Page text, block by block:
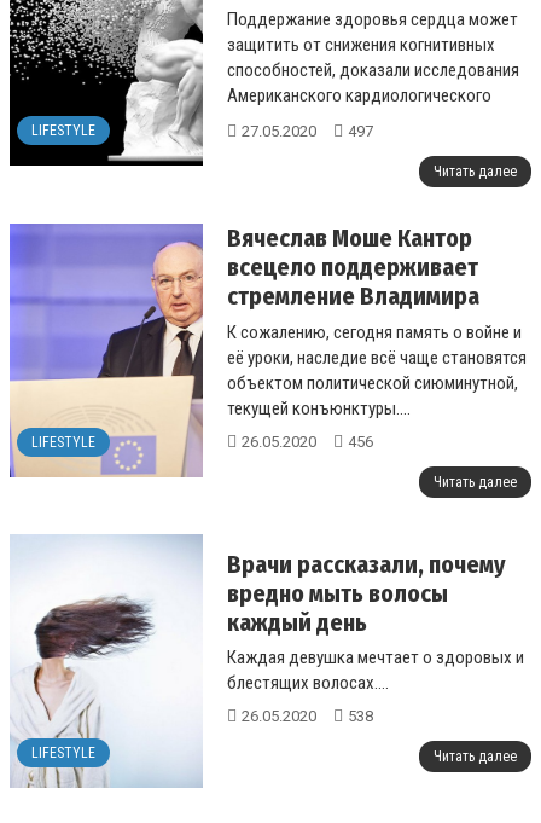
LIFESTYLE
Поддержание здоровья сердца может
защитить от снижения когнитивных
способностей, доказали исследования
Американского кардиологического
колледжа....
27.05.2020 497
Читать далее
LIFESTYLE
Вячеслав Моше Кантор
всецело поддерживает
стремление Владимира
Путина сохранить
историческую правду о
Второй мировой войне
К сожалению, сегодня память о войне и
её уроки, наследие всё чаще становятся
объектом политической сиюминутной,
текущей конъюнктуры....
26.05.2020 456
Читать далее
LIFESTYLE
Врачи рассказали, почему
вредно мыть волосы
каждый день
Каждая девушка мечтает о здоровых и
блестящих волосах....
26.05.2020 538
Читать далее